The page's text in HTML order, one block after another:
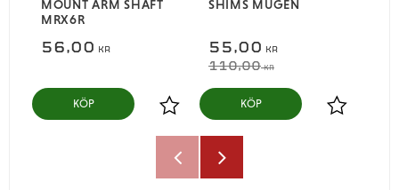
MOUNT ARM SHAFT
MRX6R
56,00 KR
Lägg till i favoriter
KÖP
SHIMS MUGEN
55,00 KR
110,00KR
Lägg till i
KÖP